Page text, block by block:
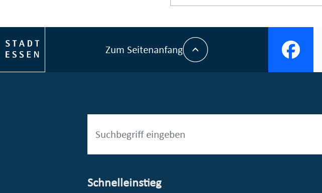
Zum Seitenanfang
Schnelleinstieg